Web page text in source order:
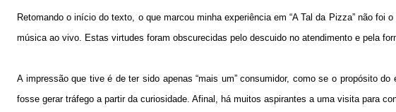
Retomando o início do texto, o que marcou minha experiência em “A Tal da Pizza” não
música ao vivo. Estas virtudes foram obscurecidas pelo descuido no atendimento e pela
A impressão que tive é de ter sido apenas “mais um” consumidor, como se o propósito
fosse gerar tráfego a partir da curiosidade. Afinal, há muitos aspirantes a uma visita para